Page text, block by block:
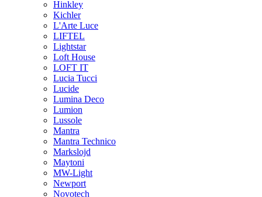
Hinkley
Kichler
L'Arte Luce
LIFTEL
Lightstar
Loft House
LOFT IT
Lucia Tucci
Lucide
Lumina Deco
Lumion
Lussole
Mantra
Mantra Technico
Markslojd
Maytoni
MW-Light
Newport
Novotech